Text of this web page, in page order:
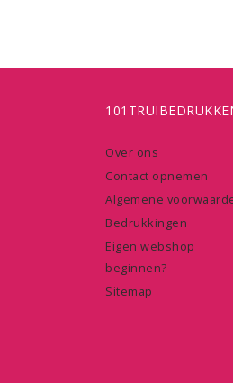
Over ons
Contact opnemen
Algemene
Bedrukkingen
Eigen webshop
beginnen?
Sitemap